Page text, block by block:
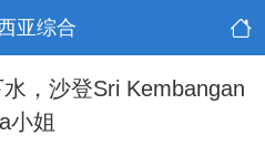
亚综合
，沙登Sri Kembangan
小姐